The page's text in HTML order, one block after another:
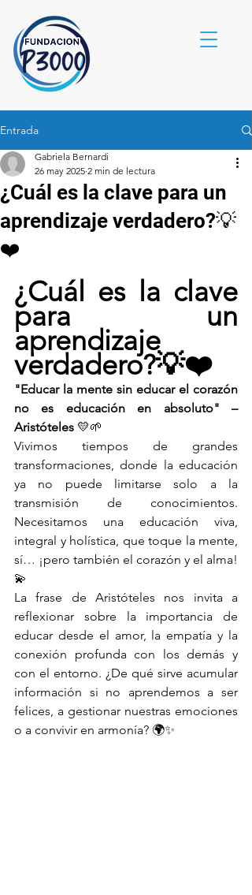
Entrada
¿Cuál es la clave para un
aprendizaje verdadero?💡
❤️
Gabriela Bernardi
26 may 2025 2 min de lectura
¿Cuál es la clave
para un
aprendizaje
verdadero?💡❤️
"Educar la mente sin educar el corazón
no es educación en absoluto" –
Aristóteles 💛🌱
Vivimos tiempos de grandes
transformaciones, donde la educación
ya no puede limitarse solo a la
transmisión de conocimientos.
Necesitamos una educación viva,
integral y holística, que toque la mente,
sí… ¡pero también el corazón y el alma!
💫
La frase de Aristóteles nos invita a
reflexionar sobre la importancia de
educar desde el amor, la empatía y la
conexión profunda con los demás y
con el entorno. ¿De qué sirve acumular
información si no aprendemos a ser
felices, a gestionar nuestras emociones
o a convivir en armonía? 🌍✨